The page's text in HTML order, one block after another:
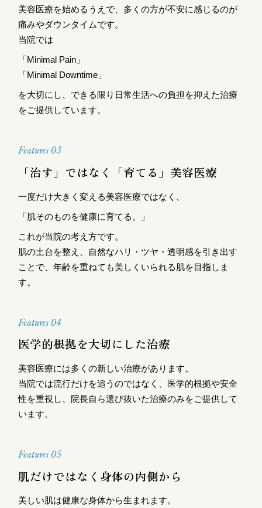
美容医療を始めるうえで、多くの方が不安に感じるのが
痛みやダウンタイムです。
当院では
「Minimal Pain」
「Minimal Downtime」
を大切にし、できる限り日常生活への負担を抑えた治療
をご提供しています。
Features 03
「治す」ではなく「育てる」美容医療
一度だけ大きく変える美容医療ではなく、
「肌そのものを健康に育てる。」
これが当院の考え方です。
肌の土台を整え、自然なハリ・ツヤ・透明感を引き出す
ことで、年齢を重ねても美しくいられる肌を目指しま
す。
Features 04
医学的根拠を大切にした治療
美容医療には多くの新しい治療があります。
当院では流行だけを追うのではなく、医学的根拠や安全
性を重視し、院長自ら選び抜いた治療のみをご提供して
います。
Features 05
肌だけではなく身体の内側から
美しい肌は健康な身体から生まれます。